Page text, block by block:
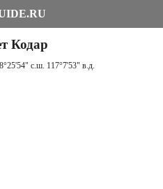
Кодар
с.ш. 117°7'53" в.д.